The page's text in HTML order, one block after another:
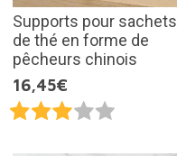
Supports pour sachets
de thé en forme de
pêcheurs chinois
16,45€